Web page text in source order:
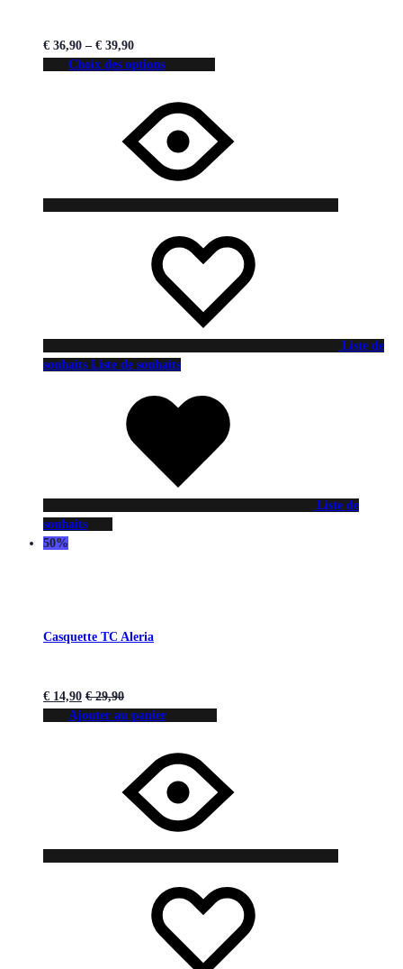
€ 36,90 – € 39,90
Choix des options
Liste de
souhaits Liste de souhaits
Liste de
souhaits
50%
Casquette TC Aleria
€ 14,90 €29,90
Ajouter au panier